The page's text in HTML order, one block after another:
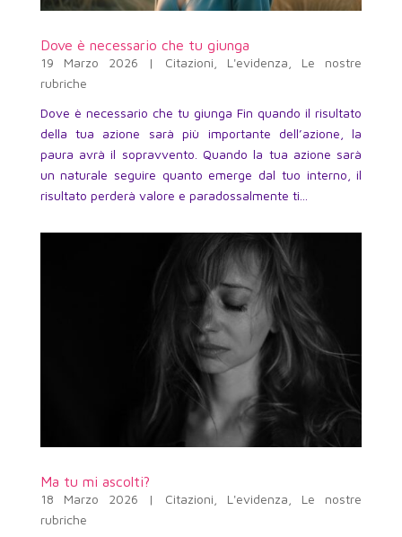
Dove è necessario che tu giunga
19 Marzo 2026 | Citazioni L'evidenza
Le nostre
rubriche
Dove è necessario che tu giunga Fin quando il risultato
della tua azione sarà più importante dell’azione, la
paura avrà il sopravvento. Quando la tua azione sarà
un naturale seguire quanto emerge dal tuo interno, il
risultato perderà valore e paradossalmente ti...
Ma tu mi ascolti?
18 Marzo 2026 | Citazioni L'evidenza
Le nostre
rubriche